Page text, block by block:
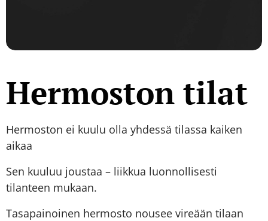
Hermoston tilat
Hermoston ei kuulu olla yhdessä tilassa kaiken
aikaa
Sen kuuluu joustaa – liikkua luonnollisesti
tilanteen mukaan.
Tasapainoinen hermosto nousee vireään tilaan